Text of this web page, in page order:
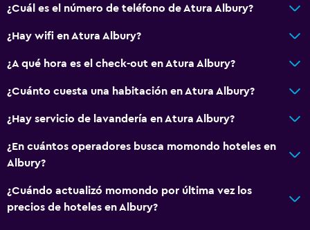
¿Cuál es el número de teléfono de Atura Albury?
¿Hay wifi en Atura Albury?
¿A qué hora es el check-out en Atura Albury?
¿Cuánto cuesta una habitación en Atura Albury?
¿Hay servicio de lavandería en Atura Albury?
¿En cuántos operadores busca momondo hoteles en
Albury?
¿Cuándo actualizó momondo por última vez los
precios de hoteles en Albury?